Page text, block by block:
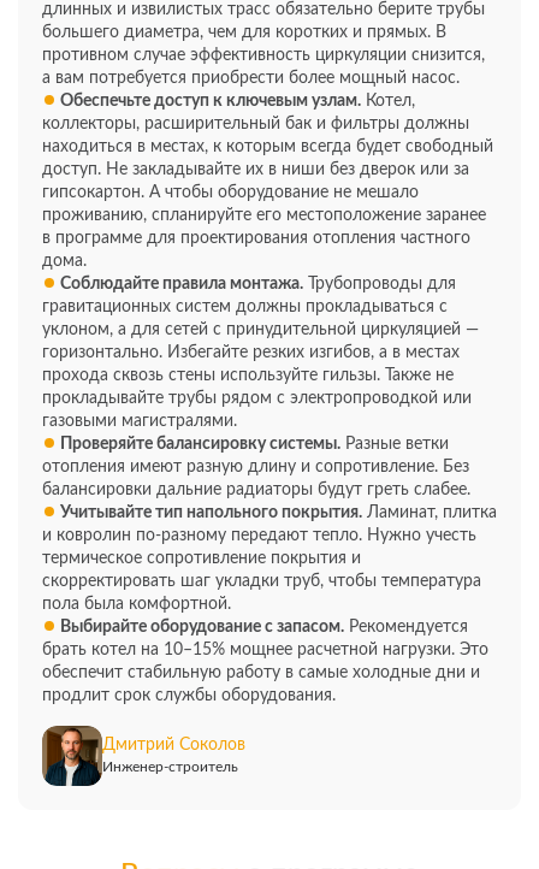
длинных и извилистых трасс обязательно берите трубы
большего диаметра, чем для коротких и прямых. В
противном случае эффективность циркуляции снизится,
а вам потребуется приобрести более мощный насос.
Обеспечьте доступ к ключевым узлам. Котел,
коллекторы, расширительный бак и фильтры должны
находиться в местах, к которым всегда будет свободный
доступ. Не закладывайте их в ниши без дверок или за
гипсокартон. А чтобы оборудование не мешало
проживанию, спланируйте его местоположение заранее
в программе для проектирования отопления частного
дома.
Соблюдайте правила монтажа. Трубопроводы для
гравитационных систем должны прокладываться с
уклоном, а для сетей с принудительной циркуляцией —
горизонтально. Избегайте резких изгибов, а в местах
прохода сквозь стены используйте гильзы. Также не
прокладывайте трубы рядом с электропроводкой или
газовыми магистралями.
Проверяйте балансировку системы. Разные ветки
отопления имеют разную длину и сопротивление. Без
балансировки дальние радиаторы будут греть слабее.
Учитывайте тип напольного покрытия. Ламинат, плитка
и ковролин по-разному передают тепло. Нужно учесть
термическое сопротивление покрытия и
скорректировать шаг укладки труб, чтобы температура
пола была комфортной.
Выбирайте оборудование с запасом. Рекомендуется
брать котел на 10–15% мощнее расчетной нагрузки. Это
обеспечит стабильную работу в самые холодные дни и
продлит срок службы оборудования.
Дмитрий Соколов
Инженер-строитель